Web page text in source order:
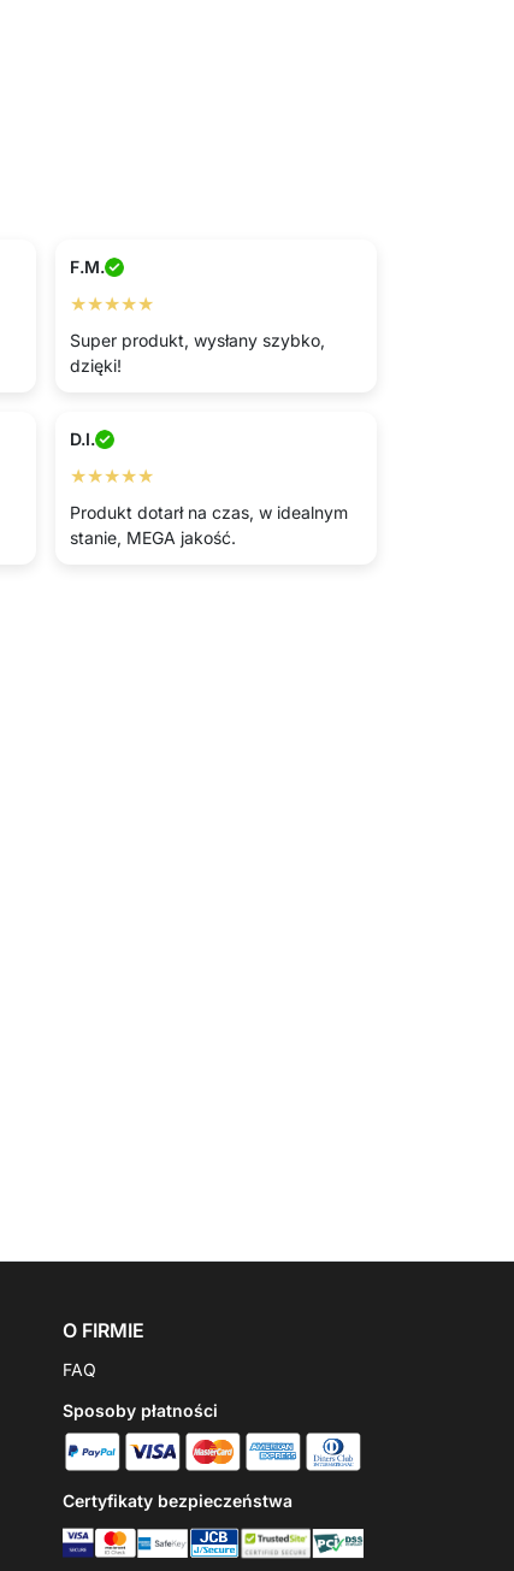
F.M.
★★★★★
Super produkt, wysłany szybko,
dzięki!
D.I.
★★★★★
Produkt dotarł na czas, w idealnym
stanie, MEGA jakość.
O FIRMIE
FAQ
Sposoby płatności
Certyfikaty bezpieczeństwa